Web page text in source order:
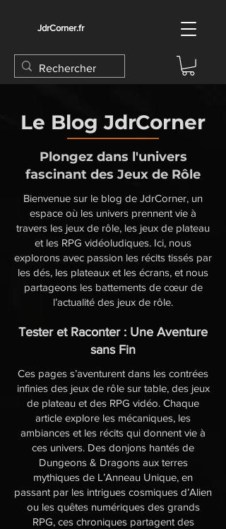
JdrCorner.fr
Le Blog JdrCorner
Plongez dans l'univers
fascinant des Jeux de Rôle
Bienvenue sur le blog de JdrCorner, un
espace où les univers prennent vie à
travers les jeux de rôle, les jeux de plateau
et les RPG vidéoludiques. Ici, nous
explorons avec passion les récits tissés par
les dés, les plateaux et les écrans, et nous
partageons les battements de cœur de
l’actualité des jeux de rôle.
Tester et Raconter : Une Aventure
sans Fin
Ces pages s’aventurent dans les contrées
infinies des jeux de rôle sur table, des jeux
de plateau et des RPG vidéo. Chaque
article explore les mécaniques, les
ambiances et les récits qui donnent vie à
ces univers. Des donjons hantés de
Dungeons & Dragons aux terres
mythiques de L’Anneau Unique, en
passant par les intrigues cosmiques d’Alien
ou les quêtes numériques des grands
RPG, ces chroniques partagent des